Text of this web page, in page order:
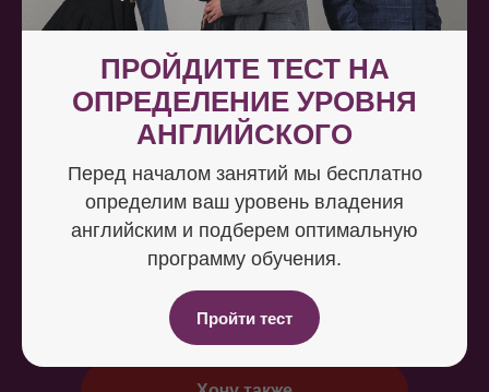
ПРОЙДИТЕ ТЕСТ НА
ОПРЕДЕЛЕНИЕ УРОВНЯ
АНГЛИЙСКОГО
Перед началом занятий мы бесплатно
определим ваш уровень владения
английским и подберем оптимальную
программу обучения.
Пройти тест